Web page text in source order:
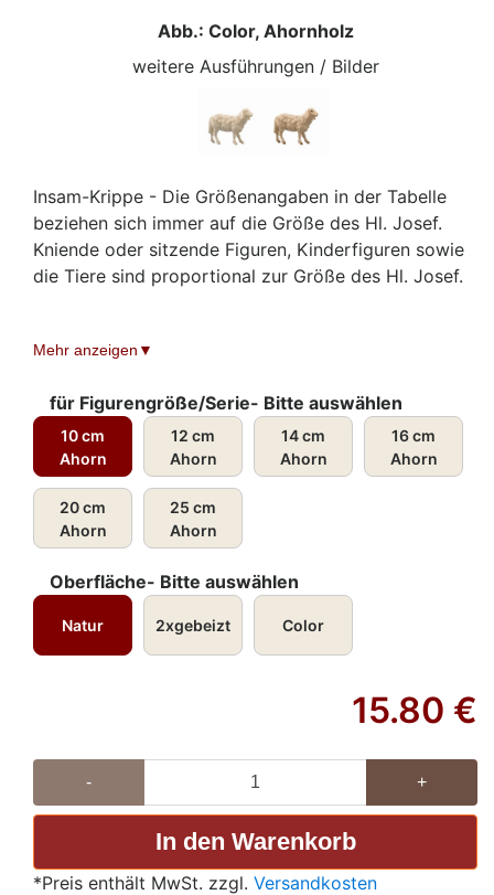
Abb.: Color, Ahornholz
weitere Ausführungen / Bilder
Insam-Krippe - Die Größenangaben in der Tabelle
beziehen sich immer auf die Größe des Hl. Josef.
Kniende oder sitzende Figuren, Kinderfiguren sowie
die Tiere sind proportional zur Größe des Hl. Josef.
Mehr anzeigen
für Figurengröße/Serie- Bitte auswählen
10 cm
Ahorn
12 cm
Ahorn
14 cm
Ahorn
16 cm
Ahorn
20 cm
Ahorn
25 cm
Ahorn
Oberfläche- Bitte auswählen
Natur 2xgebeizt Color
15.80 €
- +
*Preis enthält MwSt. zzgl. Versandkosten